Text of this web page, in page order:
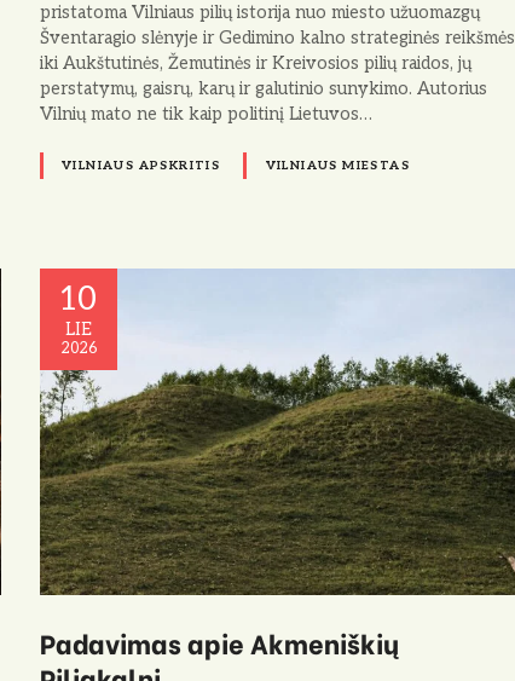
pristatoma Vilniaus pilių istorija nuo miesto užuomazgų
Šventaragio slėnyje ir Gedimino kalno strateginės reikšmės
iki Aukštutinės, Žemutinės ir Kreivosios pilių raidos, jų
perstatymų, gaisrų, karų ir galutinio sunykimo. Autorius
Vilnių mato ne tik kaip politinį Lietuvos…
VILNIAUS APSKRITIS VILNIAUS MIESTAS
10
LIE
2026
Padavimas apie Akmeniškių